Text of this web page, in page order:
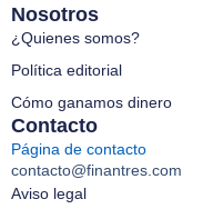
Nosotros
¿Quienes somos?
Política editorial
Cómo ganamos dinero
Contacto
Página de contacto
contacto@finantres.com
Aviso legal